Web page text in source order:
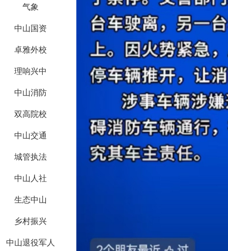
气象
中山国资
卓雅外校
理响兴中
中山消防
双高院校
中山交通
城管执法
中山人社
生态中山
乡村振兴
中山退役军人